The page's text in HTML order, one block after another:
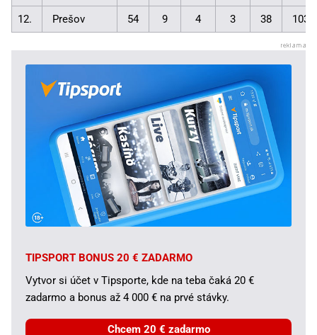
12. Prešov 54 9 4 3 38
TIPSPORT BONUS 20 € ZADARMO
Vytvor si účet v Tipsporte, kde na teba čaká 20 €
zadarmo a bonus až 4 000 € na prvé stávky.
Chcem 20 € zadarmo